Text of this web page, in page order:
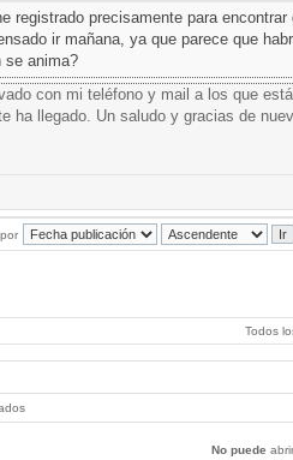
registrado precisamente para encontrar
ir mañana, ya que parece que
se anima?
con mi teléfono y mail a los que
ha llegado. Un saludo y gracias de
Todos
No puede